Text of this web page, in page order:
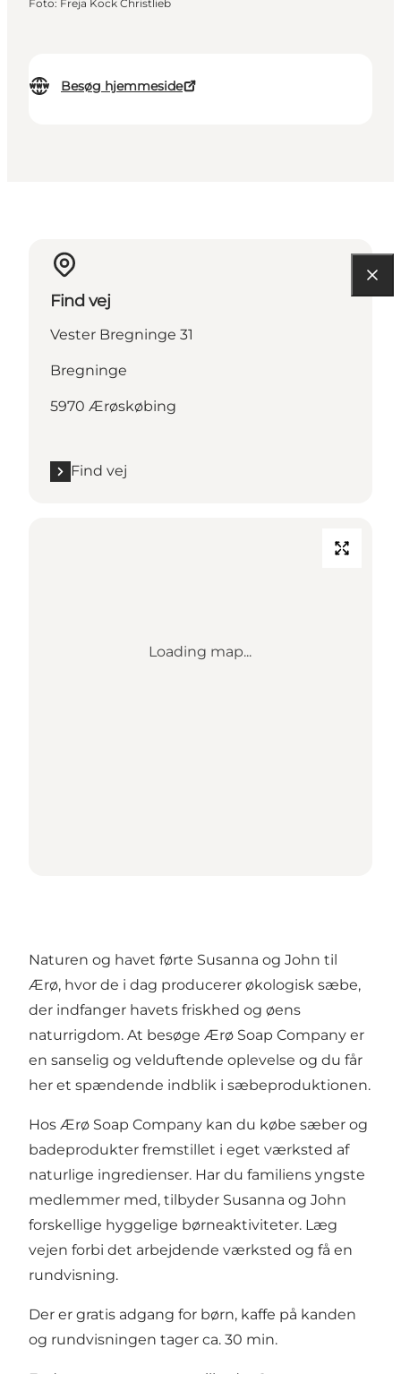
Besøg hjemmeside
Foto: Freja Kock Christlieb
Find vej
Vester Bregninge 31
Bregninge
5970 Ærøskøbing
Find vej
Loading map...
Naturen og havet førte Susanna og John til
Ærø, hvor de i dag producerer økologisk sæbe,
der indfanger havets friskhed og øens
naturrigdom. At besøge Ærø Soap Company er
en sanselig og velduftende oplevelse og du får
her et spændende indblik i sæbeproduktionen.
Hos Ærø Soap Company kan du købe sæber og
badeprodukter fremstillet i eget værksted af
naturlige ingredienser. Har du familiens yngste
medlemmer med, tilbyder Susanna og John
forskellige hyggelige børneaktiviteter. Læg
vejen forbi det arbejdende værksted og få en
rundvisning.
Der er gratis adgang for børn, kaffe på kanden
og rundvisningen tager ca. 30 min.